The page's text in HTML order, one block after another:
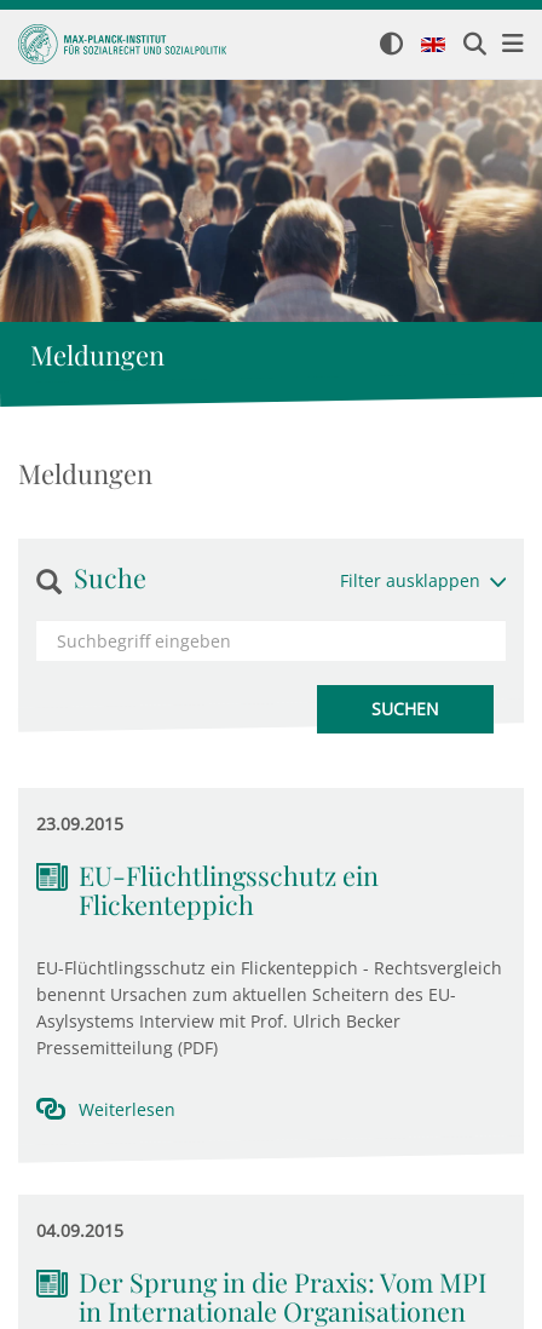
Meldungen
Meldungen
Suche Filter ausklappen
23.09.2015
EU-Flüchtlingsschutz ein
Flickenteppich
EU-Flüchtlingsschutz ein Flickenteppich - Rechtsvergleich
benennt Ursachen zum aktuellen Scheitern des EU-
Asylsystems Interview mit Prof. Ulrich Becker
Pressemitteilung (PDF)
Weiterlesen
04.09.2015
Der Sprung in die Praxis: Vom MPI
in Internationale Organisationen